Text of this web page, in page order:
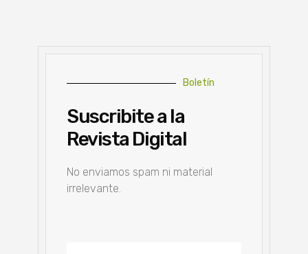
Boletín
Suscribite a la
Revista Digital
No enviamos spam ni material
irrelevante.